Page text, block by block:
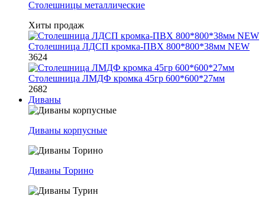
Столешницы металлические
Хиты продаж
Столешница ЛДСП кромка-ПВХ 800*800*38мм NEW
3624
Столешница ЛМДФ кромка 45гр 600*600*27мм
2682
Диваны
Диваны корпусные
Диваны Торино